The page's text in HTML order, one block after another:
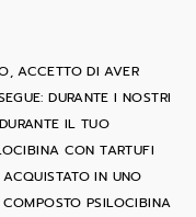
ACCETTO DI AVER
DURANTE I NOSTRI
IL TUO
CON TARTUFI
IN UNO
PSILOCIBINA